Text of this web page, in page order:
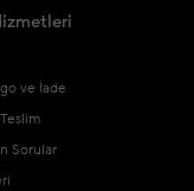
ve İade
Sorular